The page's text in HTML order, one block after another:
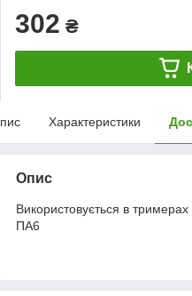
302 ₴
Характеристики
Опис
Використовується в
ПА6